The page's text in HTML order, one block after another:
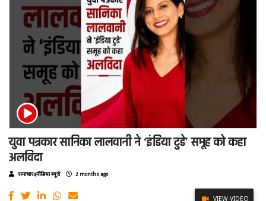
युवा पत्रकार सानिका लालवानी ने ‘इंडिया टुडे’ समूह को कहा
अलविदा
समाचार4मीडिया ब्यूरो 2 months ago
VIEW VIDEO